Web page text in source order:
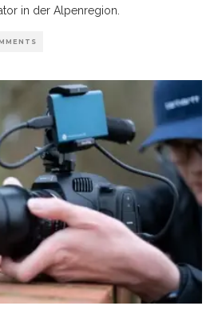
in der Alpenregion.